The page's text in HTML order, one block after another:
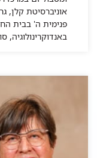
אוניברסיטת קלן,
פנימית ה' בבית